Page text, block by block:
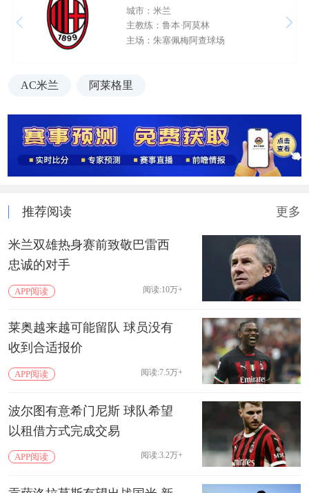
城市：米兰
主教练：鲁本·阿莫林
主场：朱塞佩梅阿查球场
AC米兰 阿莱格里
推荐阅读 更多
米兰双雄热身赛前致敬巴雷西
忠诚的对手
APP阅读 阅读:10万+
莱奥越来越可能留队 球员没有
收到合适报价
APP阅读 阅读:7.5万+
波尔图有意希门尼斯 球队希望
以租借方式完成交易
APP阅读 阅读:3.2万+